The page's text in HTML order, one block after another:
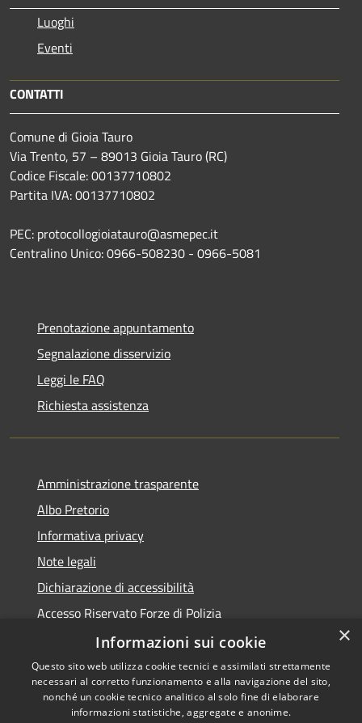
Luoghi
Eventi
CONTATTI
Comune di Gioia Tauro
Via Trento, 57 – 89013 Gioia Tauro (RC)
Codice Fiscale: 00137710802
Partita IVA: 00137710802
PEC: protocollogioiatauro@asmepec.it
Centralino Unico: 0966-508230 - 0966-5081
Prenotazione appuntamento
Segnalazione disservizio
Leggi le FAQ
Richiesta assistenza
Amministrazione trasparente
Albo Pretorio
Informativa privacy
Note legali
Dichiarazione di accessibilità
Accesso Riservato Forze di Polizia
Archivio vecchio sito
×
Informazioni sui cookie
Questo sito web utilizza cookie tecnici e assimilati strettamente
necessari al corretto funzionamento e alla navigazione del sito,
nonché un cookie tecnico analitico al solo fine di elaborare
informazioni statistiche, aggregate e anonime.